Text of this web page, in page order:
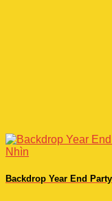
Backdrop Year End